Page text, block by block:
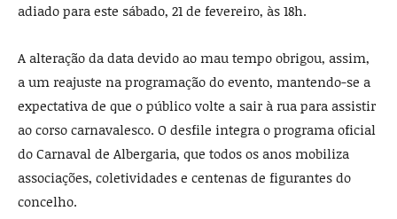
adiado para este sábado, 21 de fevereiro, às 18h.
A alteração da data devido ao mau tempo obrigou, assim,
a um reajuste na programação do evento, mantendo-se a
expectativa de que o público volte a sair à rua para assistir
ao corso carnavalesco. O desfile integra o programa oficial
do Carnaval de Albergaria, que todos os anos mobiliza
associações, coletividades e centenas de figurantes do
concelho.